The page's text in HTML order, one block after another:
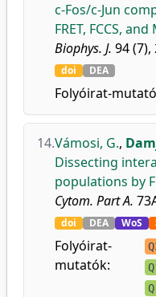
c-Fos/c-Jun
FRET, FCCS,
Biophys. J. 94 (7),
doi DEA
Folyóirat-
14.Vámosi, G.,
Dissecting
populations by
Cytom. Part A.
doi DEA WoS
Folyóirat-
mutatók: